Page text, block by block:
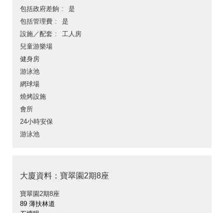
包括政府差餉
是
包括管理費
是
設施／配套
工人房
兒童游樂場
健身房
游泳池
網球場
燒烤設施
會所
24小時安保
游泳池
大廈資料：寶翠園2期8座
寶翠園2期8座
89 薄扶林道